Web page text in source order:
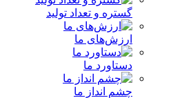
گستره و تعداد تولید
ارزش‌های ما
دستاورد ما
چشم انداز ما